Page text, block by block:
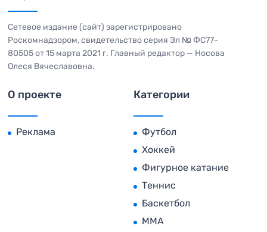
Сетевое издание (сайт) зарегистрировано
Роскомнадзором, свидетельство серия Эл № ФС77-
80505 от 15 марта 2021 г. Главный редактор — Носова
Олеся Вячеславовна.
О проекте
Реклама
Категории
Футбол
Хоккей
Фигурное катание
Теннис
Баскетбол
MMA